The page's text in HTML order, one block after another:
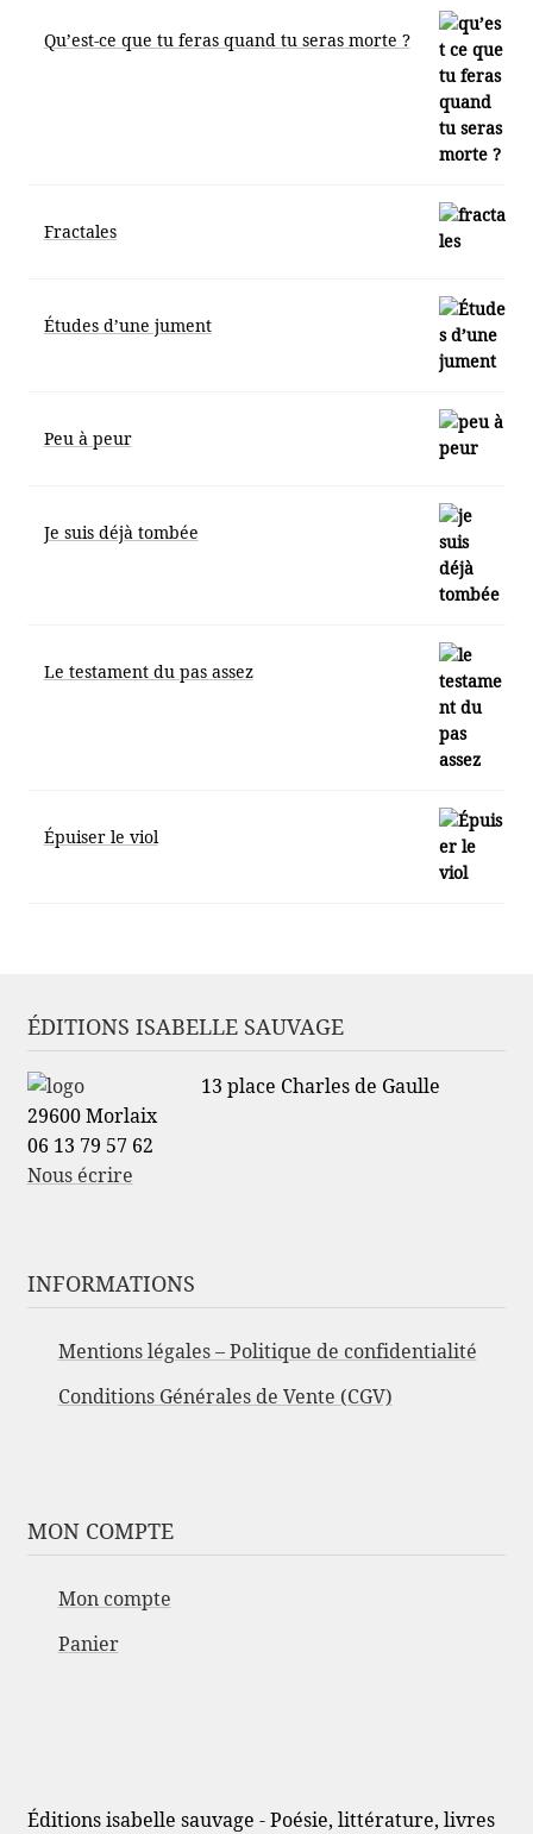
Qu’est-ce que tu feras quand tu seras morte ?
Fractales
Études d’une jument
Peu à peur
Je suis déjà tombée
Le testament du pas assez
Épuiser le viol
ÉDITIONS ISABELLE SAUVAGE
13 place Charles de Gaulle
29600 Morlaix
06 13 79 57 62
Nous écrire
INFORMATIONS
Mentions légales – Politique de confidentialité
Conditions Générales de Vente (CGV)
MON COMPTE
Mon compte
Panier
Éditions isabelle sauvage - Poésie, littérature, livres